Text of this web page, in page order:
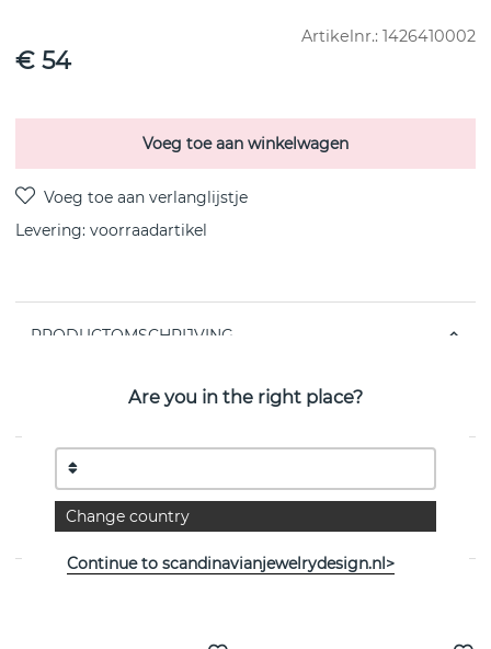
Artikelnr.: 1426410002
€ 54
Voeg toe aan winkelwagen
Levering: voorraadartikel
PRODUCTOMSCHRIJVING
Zilver/rhodiumgeplateerd cubic zirkon 6,15 mm van het
Zweedse CU JEWELLERY
EIGENSCHAPPEN
Collectie:
Are you in the right place?
Change country
Continue to scandinavianjewelrydesign.nl>